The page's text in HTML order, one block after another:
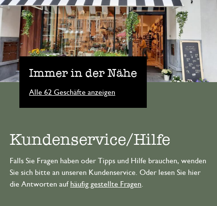
Immer in der Nähe
Alle 62 Geschäfte anzeigen
Kundenservice/Hilfe
Falls Sie Fragen haben oder Tipps und Hilfe brauchen, wenden
Sie sich bitte an unseren Kundenservice. Oder lesen Sie hier
die Antworten auf häufig gestellte Fragen